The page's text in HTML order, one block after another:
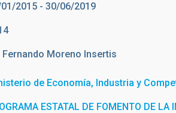
2015 - 30/06/2019
Fernando Moreno Insertis
de Economía, Industria y
ESTATAL DE FOMENTO DE LA